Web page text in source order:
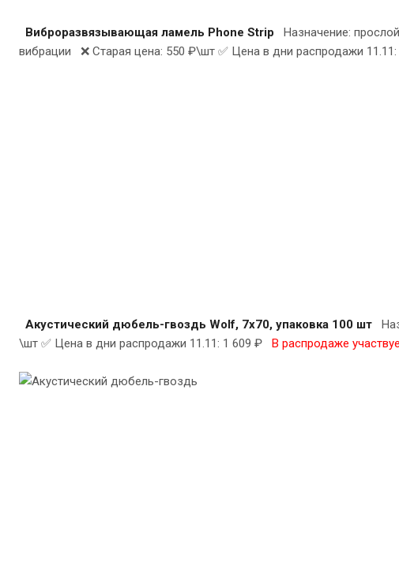
Виброразвязывающая ламель Phone Strip Назначение:
вибрации ❌ Старая цена: 550 ₽\шт ✅ Цена в дни распродажи
Акустический дюбель-гвоздь Wolf, 7х70, упаковка 100 шт
\шт ✅ Цена в дни распродажи 11.11: 1 609 ₽ В распродаже